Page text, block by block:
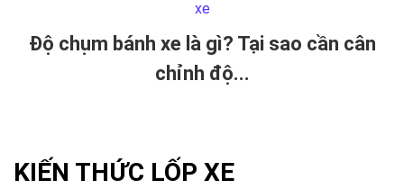
Độ chụm bánh xe là gì? Tại sao cần cân
chỉnh độ...
KIẾN THỨC LỐP XE